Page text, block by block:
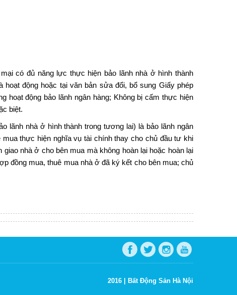
có đủ năng lực thực hiện bảo lãnh nhà ở hình thành
động hoặc tại văn bản sửa đổi, bổ sung Giấy phép
hoạt động bảo lãnh ngân hàng; Không bị cấm thực hiện
biệt.
lãnh nhà ở hình thành trong tương lai) là bảo lãnh ngân
thực hiện nghĩa vụ tài chính thay cho chủ đầu tư khi
nhà ở cho bên mua mà không hoàn lại hoặc hoàn lại
đồng mua, thuê mua nhà ở đã ký kết cho bên mua; chủ
2016 | Bất Động Sản Hà Nội